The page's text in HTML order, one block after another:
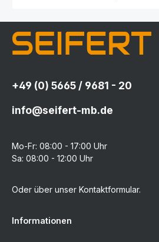
+49 (0) 5665 / 9681 - 20
info@seifert-mb.de
Mo-Fr: 08:00 - 17:00 Uhr
Sa: 08:00 - 12:00 Uhr
Oder über unser Kontaktformular.
Informationen